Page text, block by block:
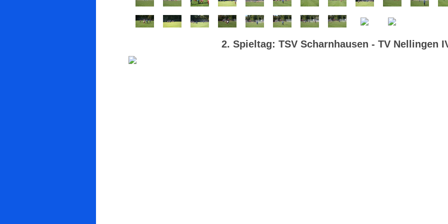
2. Spieltag: TSV Scharnhausen - TV Nellingen